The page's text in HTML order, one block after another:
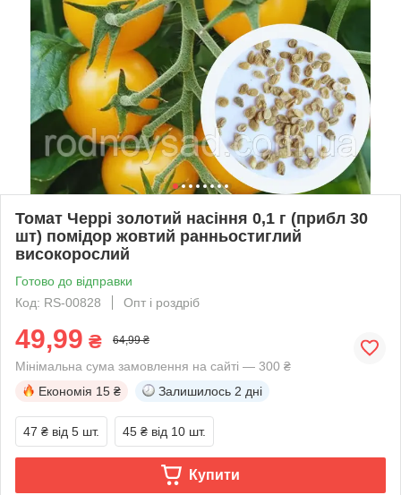
Томат Черрі золотий насіння 0,1 г (прибл 30
шт) помідор жовтий ранньостиглий
високорослий
Готово до відправки
Код: RS-00828
Опт і роздріб
49,99 ₴ 64,99 ₴
Мінімальна сума замовлення на сайті — 300 ₴
Економія 15 ₴ Залишилось 2 дні
47 ₴ від 5 шт. 45 ₴ від 10 шт.
Купити